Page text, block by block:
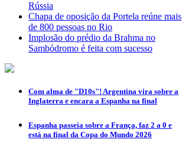
Rússia
Chapa de oposição da Portela reúne mais
de 800 pessoas no Rio
Implosão do prédio da Brahma no
Sambódromo é feita com sucesso
Com alma de "D10s"! Argentina vira sobre a
Inglaterra e encara a Espanha na final
Espanha passeia sobre a França, faz 2 a 0 e
está na final da Copa do Mundo 2026